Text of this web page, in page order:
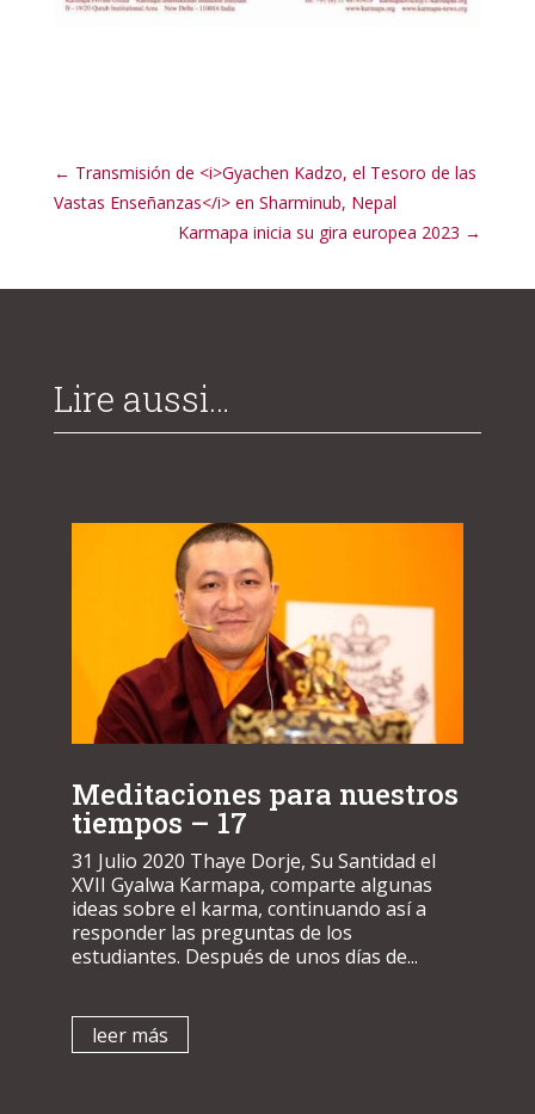
← Transmisión de <i>Gyachen Kadzo, el Tesoro de las
Vastas Enseñanzas</i> en Sharminub, Nepal
Karmapa inicia su gira europea 2023 →
Lire aussi…
Meditaciones para nuestros
tiempos – 17
31 Julio 2020 Thaye Dorje, Su Santidad el
XVII Gyalwa Karmapa, comparte algunas
ideas sobre el karma, continuando así a
responder las preguntas de los
estudiantes. Después de unos días de...
leer más